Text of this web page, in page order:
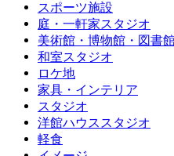
スポーツ施設
庭・一軒家スタジオ
美術館・博物館・図書
和室スタジオ
ロケ地
家具・インテリア
スタジオ
洋館ハウススタジオ
軽食